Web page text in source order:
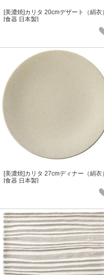
[美濃焼]カリタ 20cmデザート（絹衣）
[食器 日本製]
[美濃焼]カリタ 27cmディナー（絹衣）
[食器 日本製]